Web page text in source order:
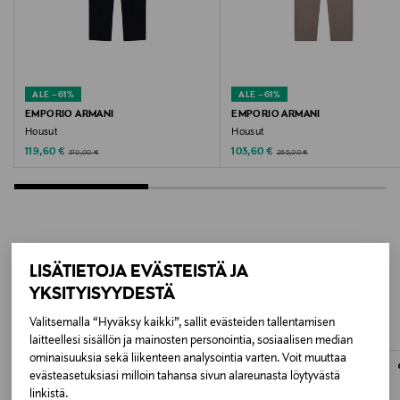
LISÄTIETOJA EVÄSTEISTÄ JA
YKSITYISYYDESTÄ
Valitsemalla “Hyväksy kaikki”, sallit evästeiden tallentamisen
laitteellesi sisällön ja mainosten personointia, sosiaalisen median
ominaisuuksia sekä liikenteen analysointia varten. Voit muuttaa
evästeasetuksiasi milloin tahansa sivun alareunasta löytyvästä
linkistä.
Valmistajan tuotenumero
M22100052
Valmistaja
Ryesgade 19C, 2200 Copenhagen, Denmark
Digitaalinen osoite
customercare@samsoe.com
ALE –61%
EMPORIO ARMANI
Housut
Discounted Price
119,60 € Original Price
310,00 €
ALE –61%
EMPORIO ARMANI
Housut
Discounted Price
103,60 € Original Price
265,00 €
LISÄÄ KIINNOSTAVIA
TUOTTEITA